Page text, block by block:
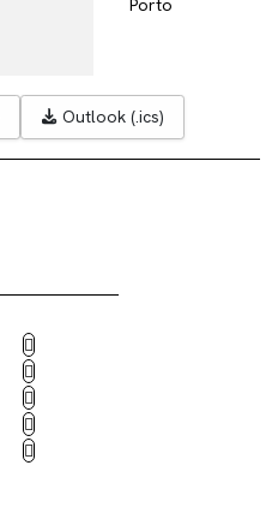
Porto
Outlook (.ics)